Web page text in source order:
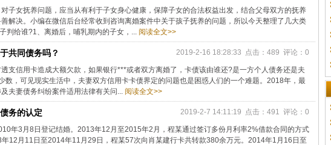
子女抚养问题，应当从有利于子女身心健康，保障子女的合法权益出发，结合父母双方的抚养
解决。小编在微信后台经常收到咨询离婚案件中关于孩子抚养的问题，所以今天整理了几大类
判给谁?1、离婚后，哺乳期内的子女，... 阅读全文>>
2019-2-16 18:28:33 点击：489 评论：0
共同债务吗？
支信用卡造成大额欠款，如果银行***或者双方离婚了，卡债该由谁还?是一方个人债务还是夫
数，可见现实生活中，夫妻双方信用卡卡债界定的问题也是困惑人们的一个难题。2018年，最
夫妻债务纠纷案件适用法律有关问... 阅读全文>>
2019-2-7 14:11:19 点击：491 评论：0
务的认定
年3月8日登记结婚。2013年12月至2015年2月，程某通过签订多份月利率2%借款合同的方式
12月11日至2014年11月29日，程某57次向肖某建行卡共转款380余万元。2014年1月16日至